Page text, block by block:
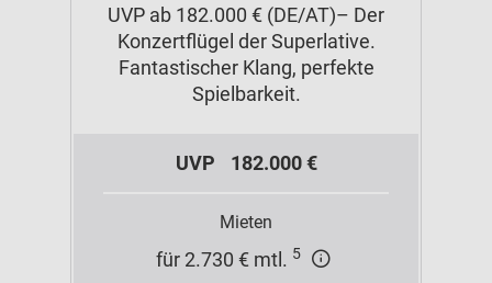
UVP ab 182.000 € (DE/AT)– Der
Konzertflügel der Superlative.
Fantastischer Klang, perfekte
Spielbarkeit.
UVP 182.000 €
Mieten
für 2.730 € mtl. 5